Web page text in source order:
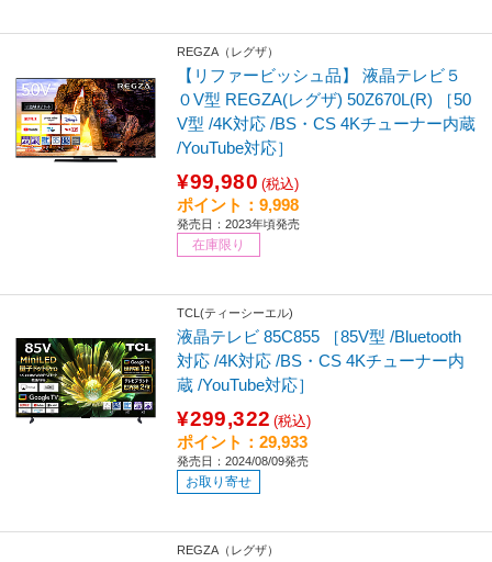
REGZA（レグザ）
【リファービッシュ品】 液晶テレビ５
０V型 REGZA(レグザ) 50Z670L(R) ［50
V型 /4K対応 /BS・CS 4Kチューナー内蔵
/YouTube対応］
¥99,980 (税込)
ポイント：9,998
発売日：2023年頃発売
在庫限り
TCL(ティーシーエル)
液晶テレビ 85C855 ［85V型 /Bluetooth
対応 /4K対応 /BS・CS 4Kチューナー内
蔵 /YouTube対応］
¥299,322 (税込)
ポイント：29,933
発売日：2024/08/09発売
お取り寄せ
REGZA（レグザ）